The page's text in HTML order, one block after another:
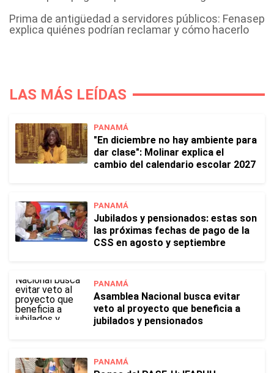
Prima de antigüedad a servidores públicos: Fenasep
explica quiénes podrían reclamar y cómo hacerlo
LAS MÁS LEÍDAS
PANAMÁ
"En diciembre no hay ambiente para
dar clase": Molinar explica el
cambio del calendario escolar 2027
PANAMÁ
Jubilados y pensionados: estas son
las próximas fechas de pago de la
CSS en agosto y septiembre
PANAMÁ
Asamblea Nacional busca evitar
veto al proyecto que beneficia a
jubilados y pensionados
PANAMÁ